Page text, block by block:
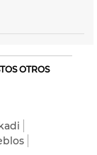
OTROS